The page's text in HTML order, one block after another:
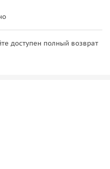
доступен полный возврат